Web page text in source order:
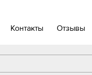
Контакты Отзывы